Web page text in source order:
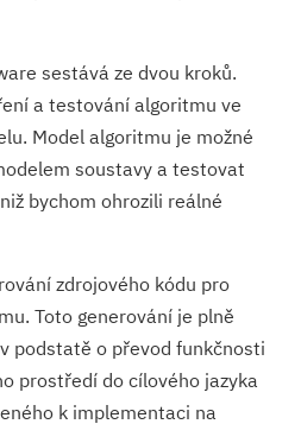
sestává ze dvou kroků.
a testování algoritmu ve
Model algoritmu je možné
soustavy a testovat
bychom ohrozili reálné
zdrojového kódu pro
Toto generování je plně
podstatě o převod funkčnosti
prostředí do cílového jazyka
k implementaci na